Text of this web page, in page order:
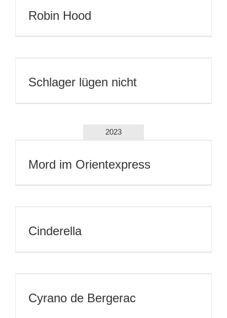
Robin Hood
Schlager lügen nicht
2023
Mord im Orientexpress
Cinderella
Cyrano de Bergerac